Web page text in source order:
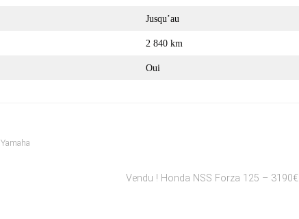
Jusqu’au
2 840 km
Oui
,Yamaha
Vendu ! Honda NSS Forza 125 – 3190€